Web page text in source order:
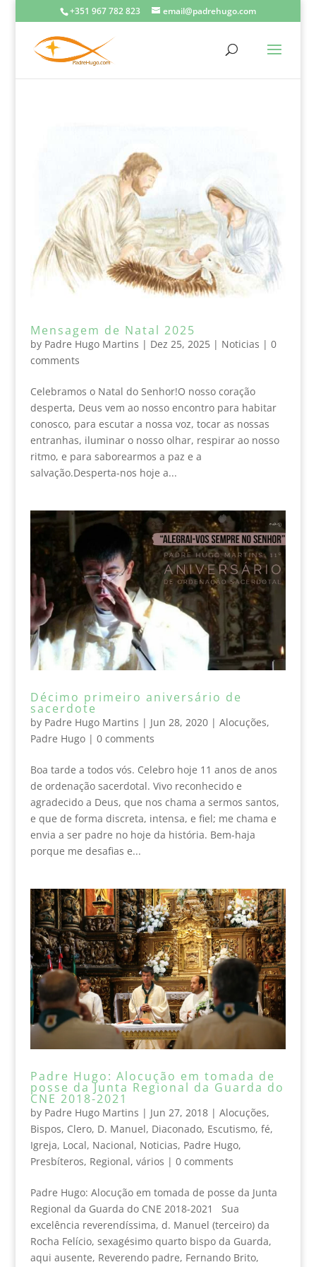
+351 967 782 823 email@padrehugo.com
Mensagem de Natal 2025
by Padre Hugo Martins | Dez 25, 2025| Noticias | 0
comments
Celebramos o Natal do Senhor!O nosso coração
desperta, Deus vem ao nosso encontro para habitar
conosco, para escutar a nossa voz, tocar as nossas
entranhas, iluminar o nosso olhar, respirar ao nosso
ritmo, e para saborearmos a paz e a
salvação.Desperta-nos hoje a...
Décimo primeiro aniversário de
sacerdote
by Padre Hugo Martins | Jun 28, 2020| Alocuções,
Padre Hugo| 0 comments
Boa tarde a todos vós. Celebro hoje 11 anos de anos
de ordenação sacerdotal. Vivo reconhecido e
agradecido a Deus, que nos chama a sermos santos,
e que de forma discreta, intensa, e fiel; me chama e
envia a ser padre no hoje da história. Bem-haja
porque me desafias e...
Padre Hugo: Alocução em tomada de
posse da Junta Regional da Guarda do
CNE 2018-2021
by Padre Hugo Martins | Jun 27, 2018| Alocuções,
Bispos, Clero, D. Manuel, Diaconado, Escutismo, fé,
Igreja, Local, Nacional, Noticias, Padre Hugo,
Presbíteros, Regional, vários | 0 comments
Padre Hugo: Alocução em tomada de posse da Junta
Regional da Guarda do CNE 2018-2021 Sua
excelência reverendíssima, d. Manuel (terceiro) da
Rocha Felício, sexagésimo quarto bispo da Guarda,
aqui ausente, Reverendo padre, Fernando Brito,